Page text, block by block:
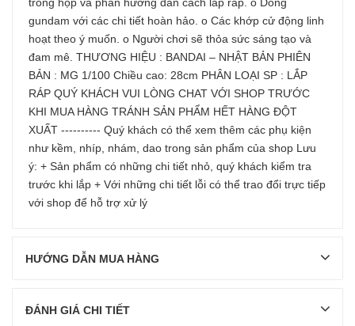
gundam với các chi tiết hoàn hảo. o Các khớp cử động linh
hoạt theo ý muốn. o Người chơi sẽ thỏa sức sáng tạo và
đam mê. THƯƠNG HIỆU : BANDAI – NHẬT BẢN PHIÊN
BẢN : MG 1/100 Chiều cao: 28cm PHÂN LOẠI SP : LẮP
RÁP QUÝ KHÁCH VUI LÒNG CHAT VỚI SHOP TRƯỚC
KHI MUA HÀNG TRÁNH SẢN PHẨM HẾT HÀNG ĐỘT
XUẤT ---------- Quý khách có thể xem thêm các phụ kiện
như kềm, nhíp, nhám, dao trong sản phẩm của shop Lưu
ý: + Sản phẩm có những chi tiết nhỏ, quý khách kiểm tra
trước khi lắp + Với những chi tiết lỗi có thể trao đổi trực tiếp
với shop để hỗ trợ xử lý
HƯỚNG DẪN MUA HÀNG
ĐÁNH GIÁ CHI TIẾT